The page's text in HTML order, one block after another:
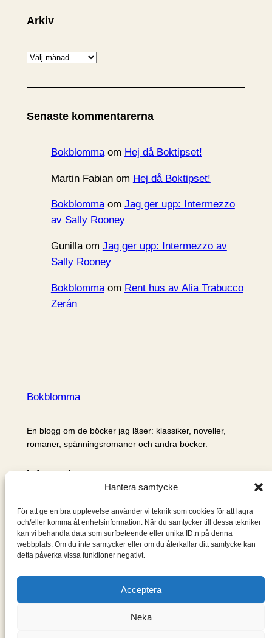
Hantera samtycke
För att ge en bra upplevelse använder vi teknik som cookies för att lagra
och/eller komma åt enhetsinformation. När du samtycker till dessa tekniker
kan vi behandla data som surfbeteende eller unika ID:n på denna
webbplats. Om du inte samtycker eller om du återkallar ditt samtycke kan
detta påverka vissa funktioner negativt.
Acceptera
Neka
Arkiv
A
k
v
Senaste kommentarerna
Bokblommaom Hej då Boktipset!
Martin Fabianom Hej då Boktipset!
Bokblommaom Jag ger upp: Intermezzo
av Sally Rooney
Gunillaom Jag ger upp: Intermezzo av
Sally Rooney
Bokblommaom Rent hus av Alia Trabucco
Zerán
Bokblomma
En blogg om de böcker jag läser: klassiker, noveller,
romaner, spänningsromaner och andra böcker.
Information
Om mig & om bloggen
S
ö
k